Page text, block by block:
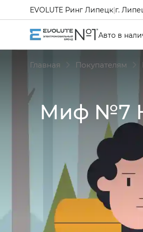
EVOLUTE Ринг Липецк|г.
Авто в
Главная Покупателям
Миф №7